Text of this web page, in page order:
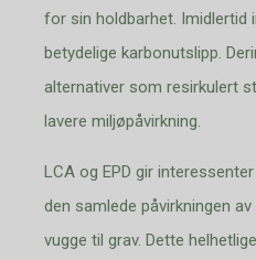
for sin holdbarhet. Imidlertid
betydelige karbonutslipp.
alternativer som resirkulert
lavere miljøpåvirkning.
LCA og EPD gir
den samlede påvirkningen
vugge til grav. Dette